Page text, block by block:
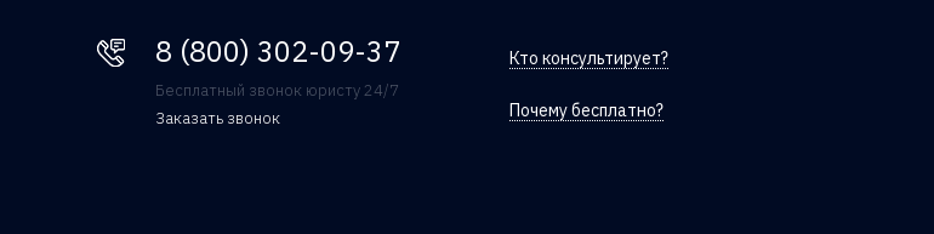
8 (800) 302-09-37
Бесплатный звонок юристу 24/7
Заказать звонок
Кто консультирует?
Почему бесплатно?